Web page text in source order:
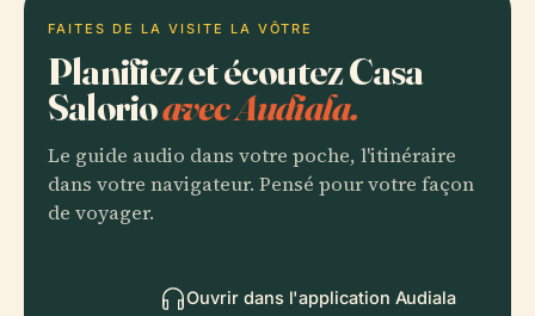
FAITES DE LA VISITE LA VÔTRE
Planifiez et écoutez Casa
Salorioavec Audiala.
Le guide audio dans votre poche, l'itinéraire
dans votre navigateur. Pensé pour votre façon
de voyager.
Ouvrir dans l'application Audiala